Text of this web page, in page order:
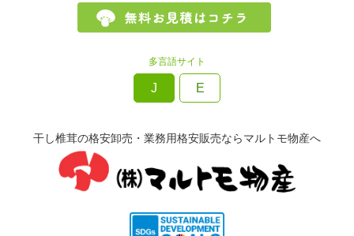
多言語サイト
J E
干し椎茸の格安卸売・業務用格安販売ならマルトモ物産へ